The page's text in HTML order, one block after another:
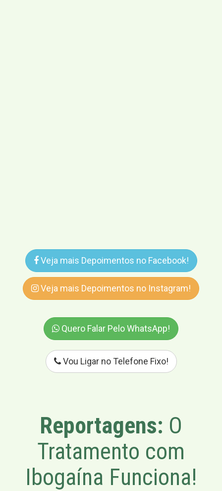
Veja mais Depoimentos no Facebook!
Veja mais Depoimentos no Instagram!
Quero Falar Pelo WhatsApp!
Vou Ligar no Telefone Fixo!
Reportagens: O
Tratamento com
Ibogaína Funciona!